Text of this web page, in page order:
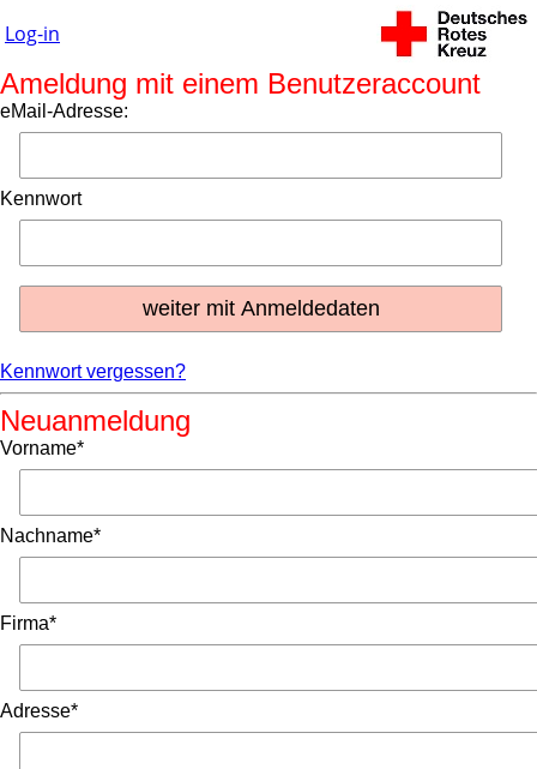
Log-in
Ameldung mit einem Benutzeraccount
eMail-Adresse:
Kennwort
Kennwort vergessen?
Neuanmeldung
Vorname*
Nachname*
Firma*
Adresse*